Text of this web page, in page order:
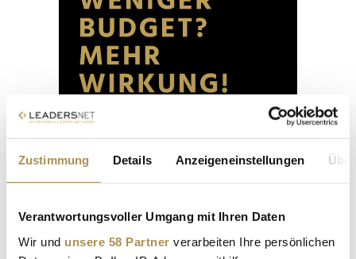
Zustimmung Details Anzeigeneinstellungen
Verantwortungsvoller Umgang mit Ihren Daten
Wir und unsere 58 Partner verarbeiten Ihre persönlichen